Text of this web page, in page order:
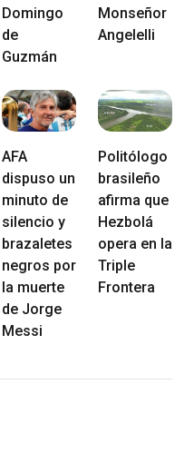
Domingo
de
Guzmán
Monseñor
Angelelli
AFA
dispuso un
minuto de
silencio y
brazaletes
negros por
la muerte
de Jorge
Messi
Politólogo
brasileño
afirma que
Hezbolá
opera en la
Triple
Frontera